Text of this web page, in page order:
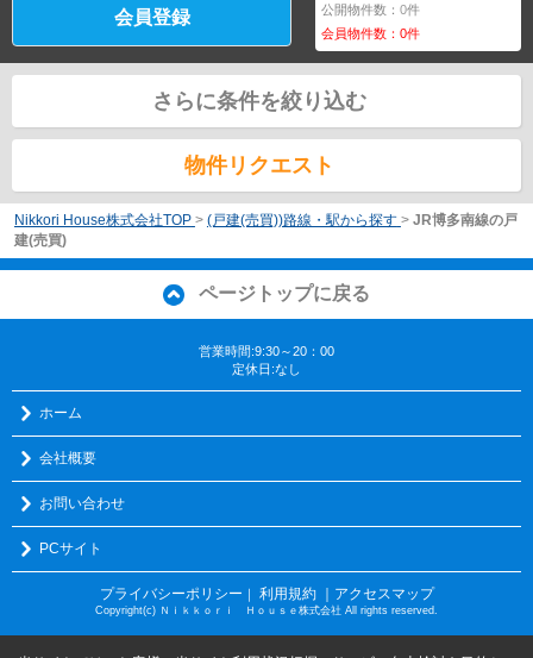
会員登録 公開物件数：0件
会員物件数：0件
さらに条件を絞り込む
物件リクエスト
Nikkori House株式会社TOP > (戸建(売買))路線・駅から探す > JR博多南線の戸
建(売買)
ページトップに戻る
営業時間:9:30～20：00
定休日:なし
ホーム
会社概要
お問い合わせ
PCサイト
プライバシーポリシー ｜ 利用規約 ｜アクセスマップ
Copyright(c) Ｎｉｋｋｏｒｉ Ｈｏｕｓｅ株式会社 All rights reserved.